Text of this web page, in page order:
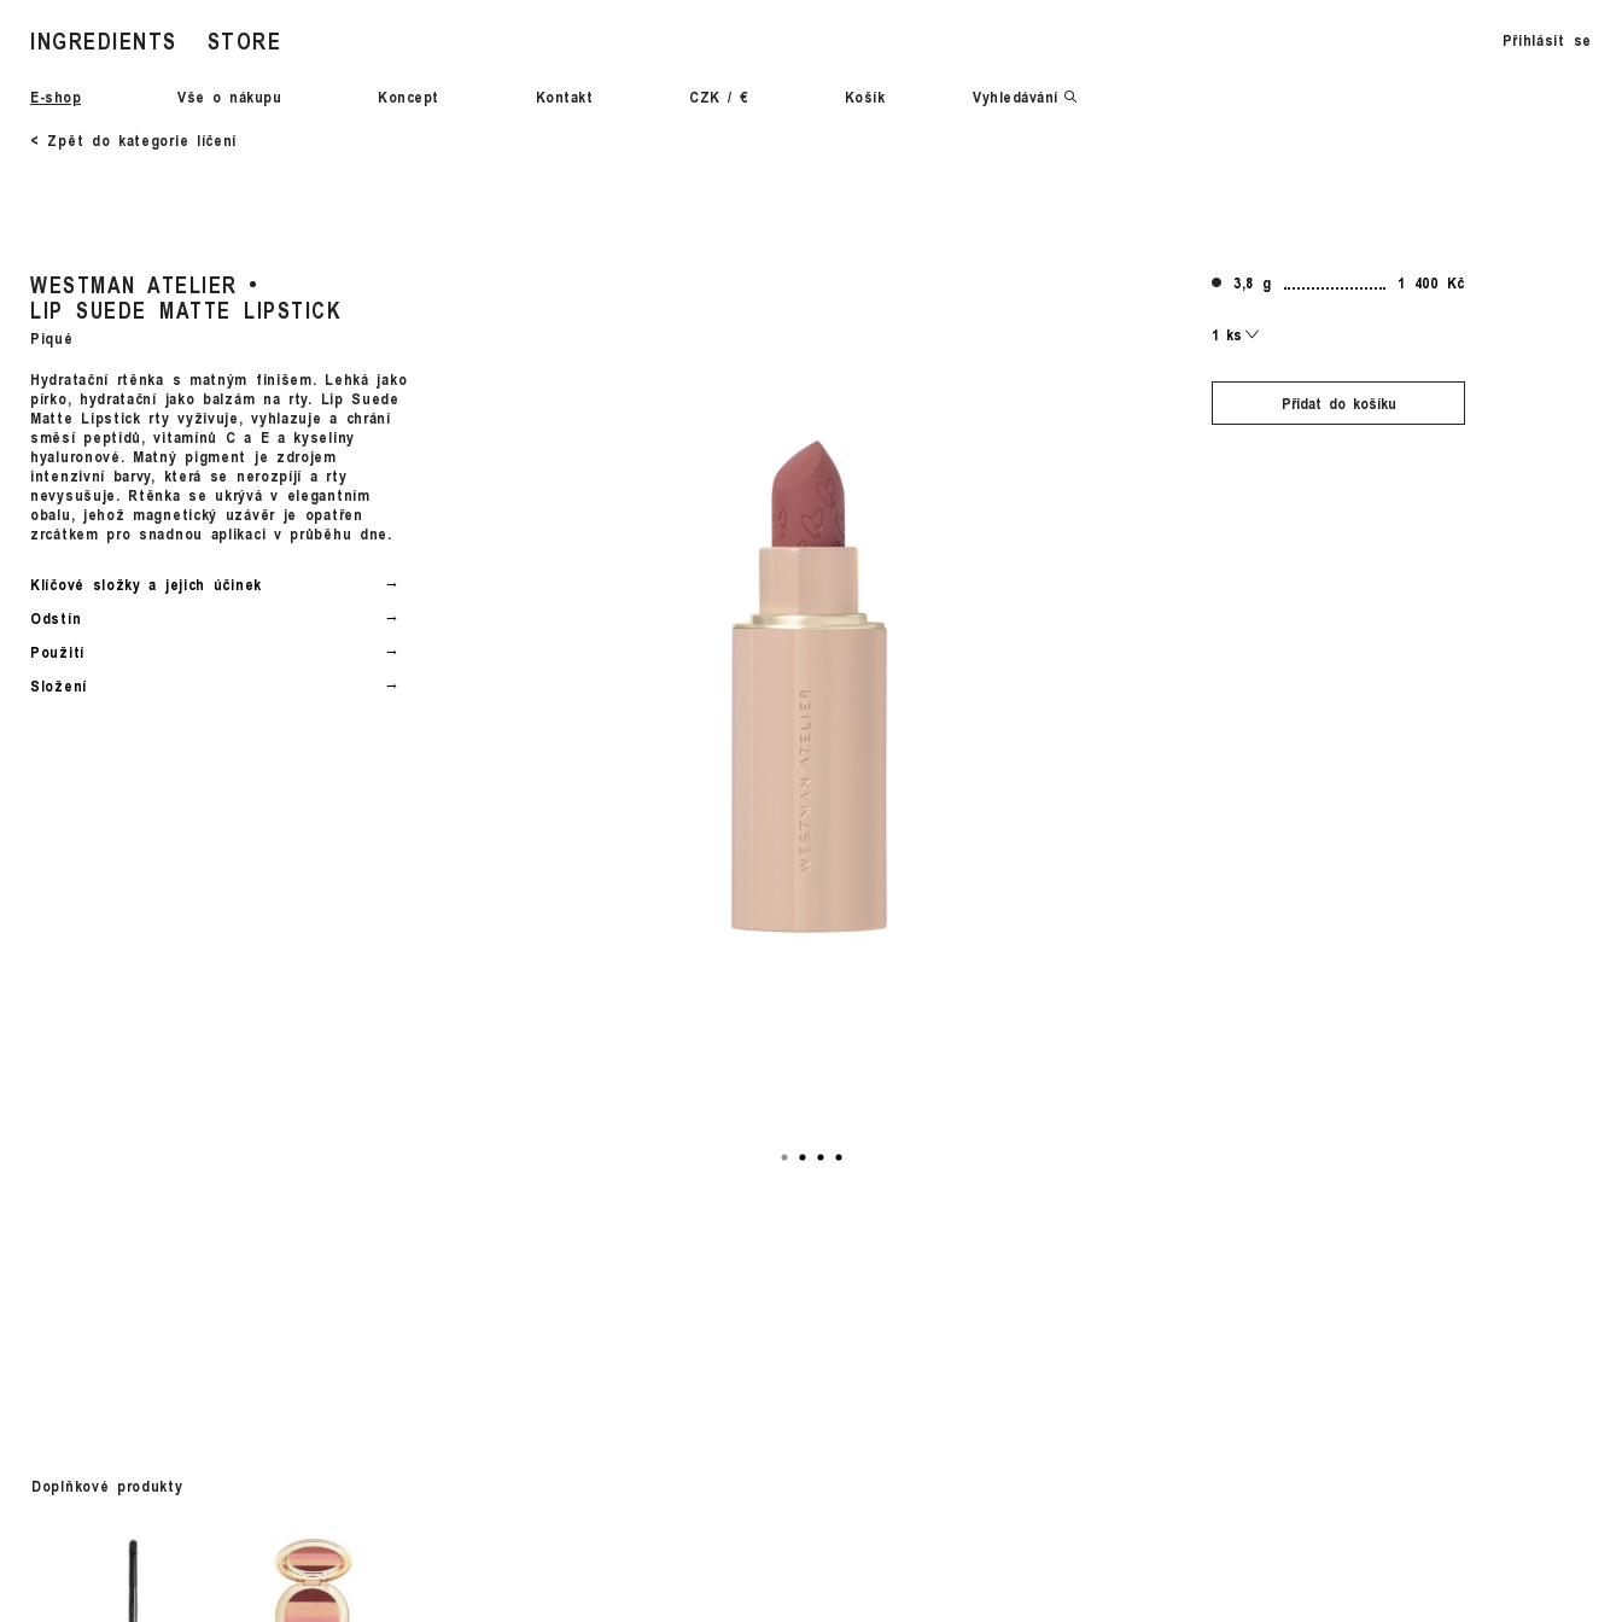
INGREDIENTS STORE Přihlásit se
E-shop Vše o nákupu Koncept Kontakt CZK / € Košík
Vyhledávání
< Zpět do kategorie líčení
WESTMAN ATELIER
LIP SUEDE MATTE LIPSTICK
Piqué
Hydratační rtěnka s matným finišem. Lehká jako
pírko, hydratační jako balzám na rty. Lip Suede
Matte Lipstick rty vyživuje, vyhlazuje a chrání
směsí peptidů, vitamínů C a E a kyseliny
hyaluronové. Matný pigment je zdrojem
intenzivní barvy, která se nerozpíjí a rty
nevysušuje. Rtěnka se ukrývá v elegantním
obalu, jehož magnetický uzávěr je opatřen
zrcátkem pro snadnou aplikaci v průběhu dne.
Klíčové složky a jejich účinek
Odstín
Použití
Složení
3,8 g 1 400 Kč
Přidat do košíku
Doplňkové produkty